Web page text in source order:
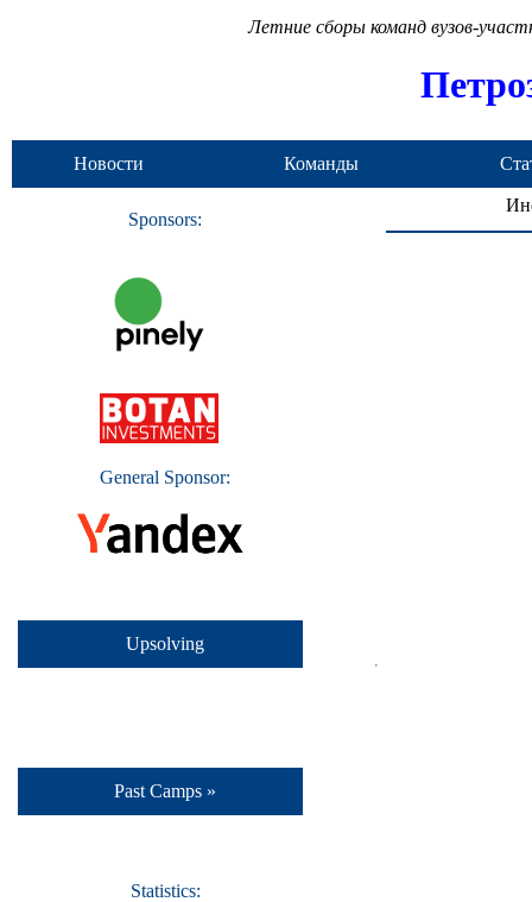
Летние сборы команд вузов-
Новости Команды
Sponsors:
General Sponsor:
Upsolving
Past Camps »
Statistics: